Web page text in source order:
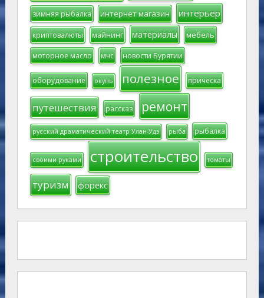
зимняя рыбалка интернет магазин интерьер
криптовалюты майнинг материалы мебель
моторное масло мчс новости Бурятии
оборудование окунь полезное прическа
путешествия рассказ ремонт
русский драматический театр Улан-Удэ рыба рыбалка
своими руками строительство томаты
туризм форекс